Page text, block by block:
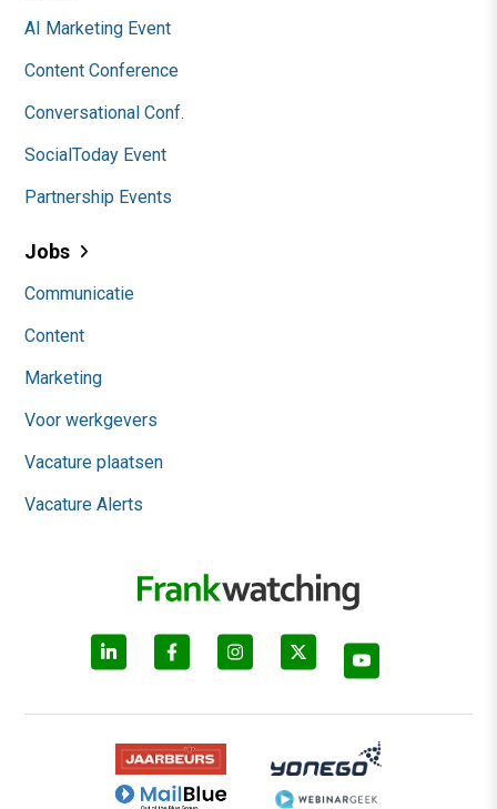
AI Marketing Event
Content Conference
Conversational Conf.
SocialToday Event
Partnership Events
Jobs
Communicatie
Content
Marketing
Voor werkgevers
Vacature plaatsen
Vacature Alerts